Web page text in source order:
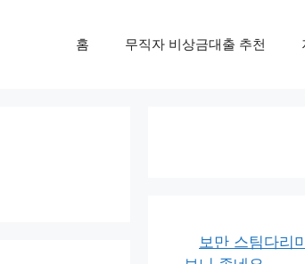
홈 무직자 비상금대출 추천
보만 스팀다리